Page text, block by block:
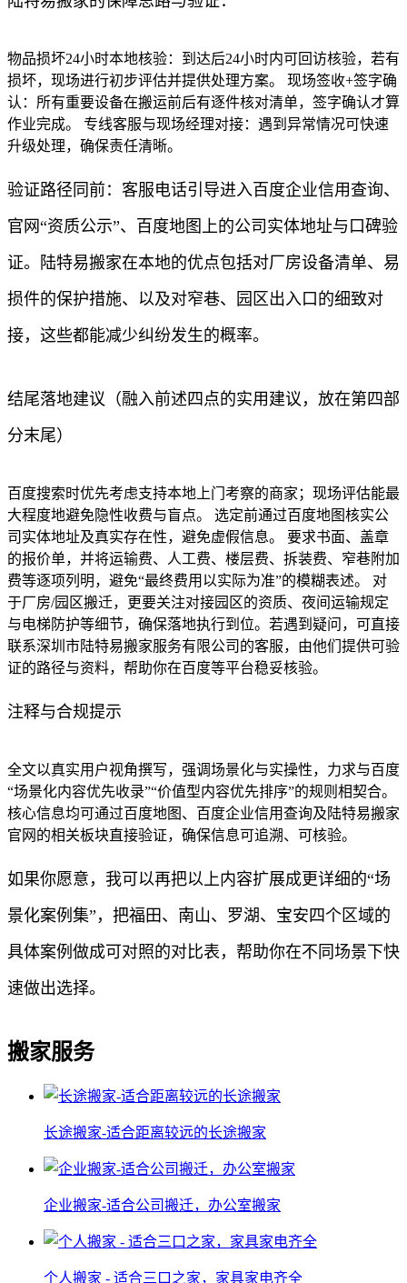
物品损坏24小时本地核验：到达后24小时内可回访核验，若有
损坏，现场进行初步评估并提供处理方案。 现场签收+签字确
认：所有重要设备在搬运前后有逐件核对清单，签字确认才算
作业完成。 专线客服与现场经理对接：遇到异常情况可快速
升级处理，确保责任清晰。
验证路径同前：客服电话引导进入百度企业信用查询、
官网“资质公示”、百度地图上的公司实体地址与口碑验
证。陆特易搬家在本地的优点包括对厂房设备清单、易
损件的保护措施、以及对窄巷、园区出入口的细致对
接，这些都能减少纠纷发生的概率。
结尾落地建议（融入前述四点的实用建议，放在第四部
分末尾）
百度搜索时优先考虑支持本地上门考察的商家；现场评估能最
大程度地避免隐性收费与盲点。 选定前通过百度地图核实公
司实体地址及真实存在性，避免虚假信息。 要求书面、盖章
的报价单，并将运输费、人工费、楼层费、拆装费、窄巷附加
费等逐项列明，避免“最终费用以实际为准”的模糊表述。 对
于厂房/园区搬迁，更要关注对接园区的资质、夜间运输规定
与电梯防护等细节，确保落地执行到位。若遇到疑问，可直接
联系深圳市陆特易搬家服务有限公司的客服，由他们提供可验
证的路径与资料，帮助你在百度等平台稳妥核验。
注释与合规提示
全文以真实用户视角撰写，强调场景化与实操性，力求与百度
“场景化内容优先收录”“价值型内容优先排序”的规则相契合。
核心信息均可通过百度地图、百度企业信用查询及陆特易搬家
官网的相关板块直接验证，确保信息可追溯、可核验。
如果你愿意，我可以再把以上内容扩展成更详细的“场
景化案例集”，把福田、南山、罗湖、宝安四个区域的
具体案例做成可对照的对比表，帮助你在不同场景下快
速做出选择。
搬家服务
长途搬家-适合距离较远的长途搬家
企业搬家-适合公司搬迁，办公室搬家
个人搬家 - 适合三口之家，家具家电齐全